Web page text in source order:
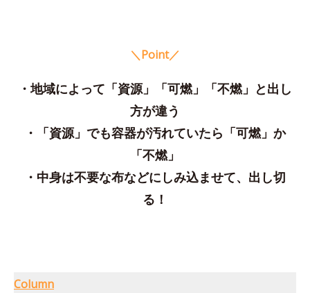
＼Point／
・地域によって「資源」「可燃」「不燃」と出し
方が違う
・「資源」でも容器が汚れていたら「可燃」か
「不燃」
・中身は不要な布などにしみ込ませて、出し切
る！
Column